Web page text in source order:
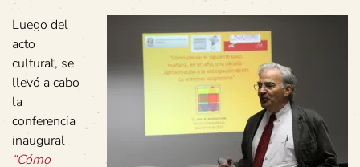
Luego del
acto
cultural, se
llevó a cabo
la
conferencia
inaugural
“Cómo